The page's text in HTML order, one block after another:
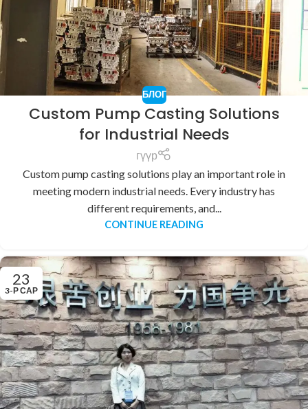
БЛОГ
Custom Pump Casting Solutions
for Industrial Needs
гүүр
Custom pump casting solutions play an important role in
meeting modern industrial needs. Every industry has
different requirements, and...
CONTINUE READING
23
3-Р САР